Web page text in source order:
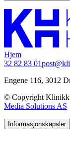
Hjem
32 82 83 01
Engene 116, 3012
© Copyright Klinikk
Media Solutions AS
Informasjonskapsler